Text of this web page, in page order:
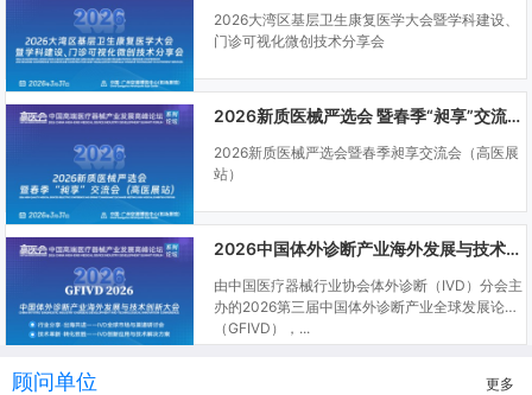
2026大湾区基层卫生康复医学大会暨学科建设、
门诊可视化微创技术分享会
2026新质医械严选会 暨春季“昶享”交流会（高医展站）
2026新质医械严选会暨春季昶享交流会（高医展
站）
2026中国体外诊断产业海外发展与技术创新大会
由中国医疗器械行业协会体外诊断（IVD）分会主
办的2026第三届中国体外诊断产业全球发展论坛
（GFIVD），...
顾问单位 更多